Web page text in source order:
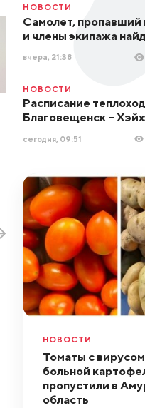
НОВОСТИ
Самолет, пропавший
и члены экипажа
вчера, 21:38
НОВОСТИ
Расписание
Благовещенск –
сегодня, 09:51
НОВОСТИ
Томаты с
больной
пропустили в
область